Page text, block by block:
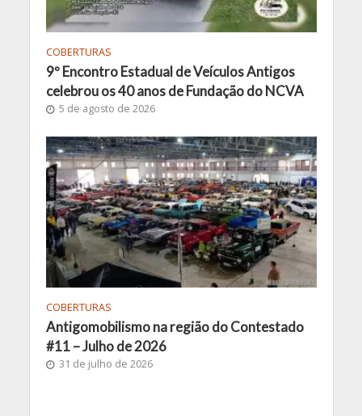
COBERTURAS
9º Encontro Estadual de Veículos Antigos
celebrou os 40 anos de Fundação do NCVA
5 de agosto de 2026
COBERTURAS
Antigomobilismo na região do Contestado
#11 – Julho de 2026
31 de julho de 2026